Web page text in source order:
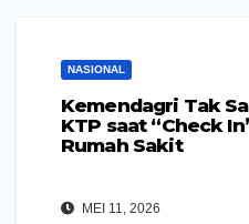
NASIONAL
Kemendagri Tak
KTP saat “Check
Rumah Sakit
MEI 11, 2026